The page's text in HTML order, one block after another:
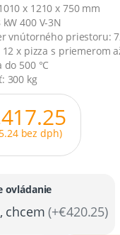
x 1210 x 750 mm
400 V-3N
vnútorného priestoru:
12 x pizza s priemerom
do 500 °C
300 kg
bez dph)
ovládanie
chcem(+€420.25)